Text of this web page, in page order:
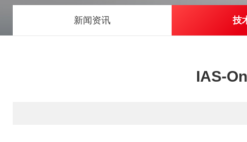
新闻资讯 技
IAS-